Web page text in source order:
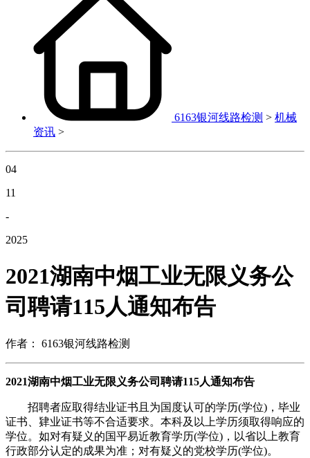
6163银河线路检测 > 机械
资讯 >
04
11
-
2025
2021湖南中烟工业无限义务公
司聘请115人通知布告
作者： 6163银河线路检测
2021湖南中烟工业无限义务公司聘请115人通知布告
招聘者应取得结业证书且为国度认可的学历(学位)，毕业
证书、肄业证书等不合适要求。本科及以上学历须取得响应的
学位。如对有疑义的国平易近教育学历(学位)，以省以上教育
行政部分认定的成果为准；对有疑义的党校学历(学位)。